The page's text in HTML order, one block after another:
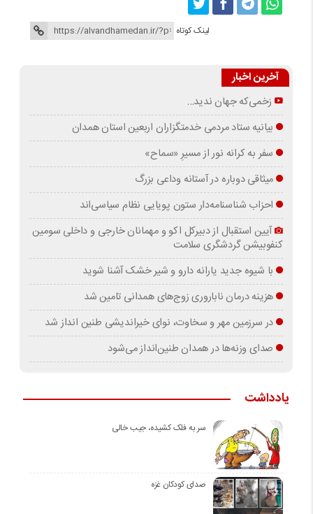
لینک کوتاه
آخرین اخبار
زخمی‌که جهان ندید…
بیانیه ستاد مردمی خدمتگزاران اربعین استان همدان
سفر به کرانه‌ نور از مسیرِ «سماح»
میثاقی دوباره در آستانه‌ وداعی بزرگ
احزاب شناسنامه‌دار ستون پویایی نظام سیاسی‌اند
آیین استقبال از دبیرکل اکو و مهمانان خارجی و داخلی سومین
کنفوبیشن گردشگری سلامت
با شیوه جدید یارانه دارو و شیر خشک آشنا شوید
هزینه درمان ناباروری زوج‌های همدانی تامین شد
در سرزمین مهر و سخاوت، نوای خیراندیشی طنین انداز شد
صدای وزنه‌ها در همدان طنین‌انداز می‌شود
یادداشت
سر به فلک کشیده، جیب خالی
صدای کودکان غزه